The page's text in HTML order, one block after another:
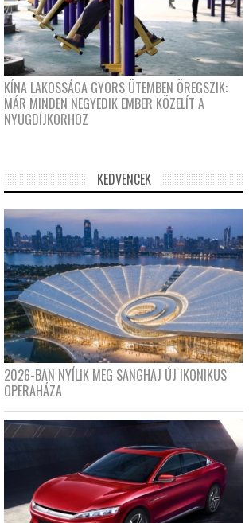
KÍNA LAKOSSÁGA GYORS ÜTEMBEN ÖREGSZIK:
MÁR MINDEN NEGYEDIK EMBER KÖZELÍT A
NYUGDÍJKORHOZ
KEDVENCEK
2026-BAN NYÍLIK MEG SANGHAJ ÚJ IKONIKUS
OPERAHÁZA